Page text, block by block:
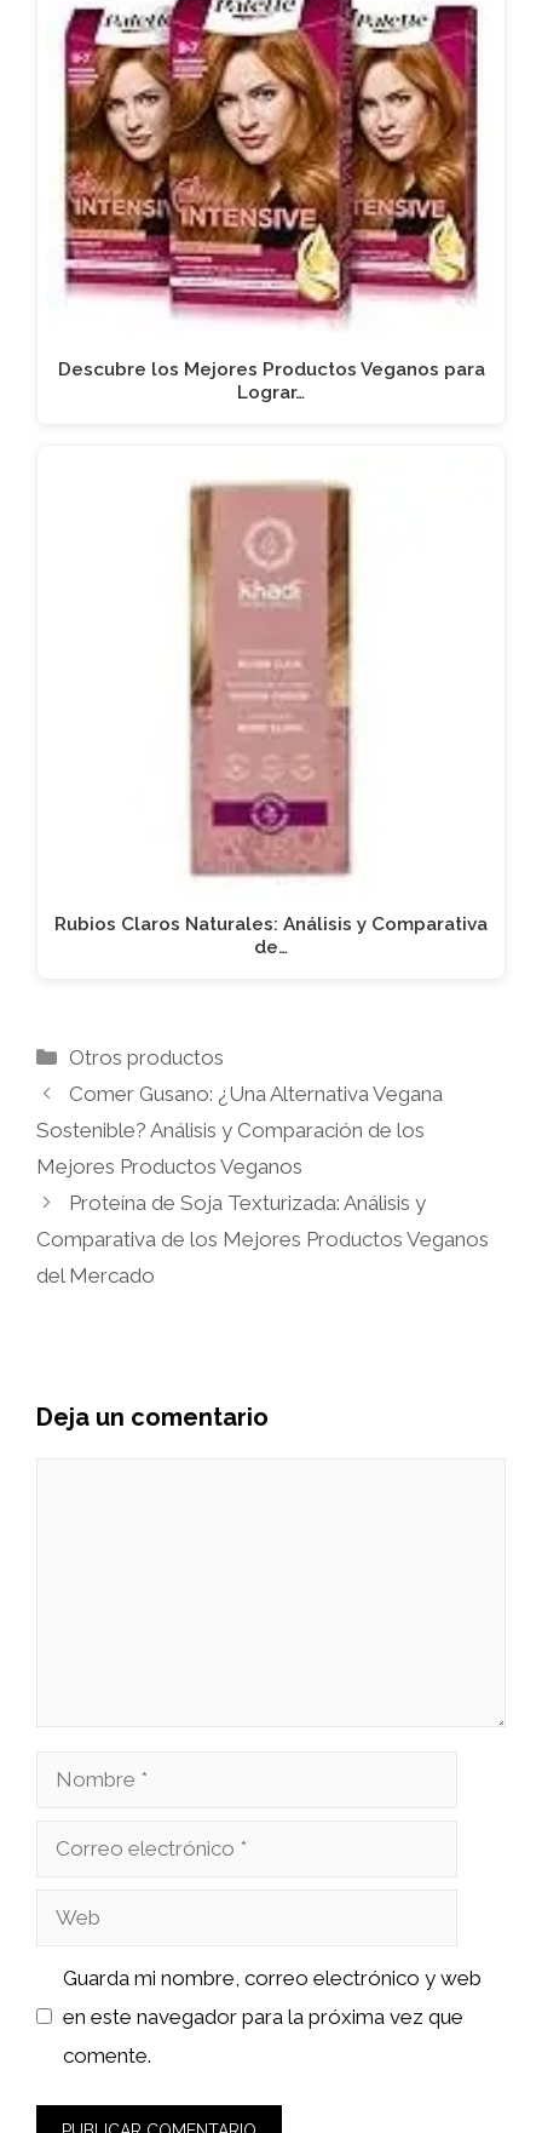
Descubre los Mejores Productos Veganos para
Lograr…
Rubios Claros Naturales: Análisis y Comparativa
de…
Categorías
Otros productos
Comer Gusano: ¿Una Alternativa Vegana
Sostenible? Análisis y Comparación de los
Mejores Productos Veganos
Proteína de Soja Texturizada: Análisis y
Comparativa de los Mejores Productos Veganos
del Mercado
Deja un comentario
Nombre
Correo
Web
Guarda mi nombre, correo electrónico y web
en este navegador para la próxima vez que
comente.